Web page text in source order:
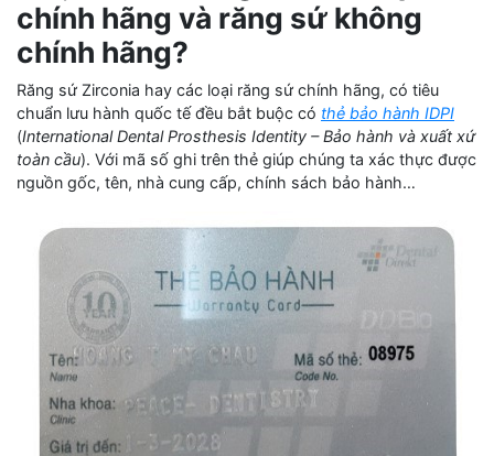
chính hãng và răng sứ không
chính hãng?
Răng sứ Zirconia hay các loại răng sứ chính hãng, có tiêu
chuẩn lưu hành quốc tế đều bắt buộc có thẻ bảo hành IDPI
(International Dental Prosthesis Identity – Bảo hành và xuất xứ
toàn cầu). Với mã số ghi trên thẻ giúp chúng ta xác thực được
nguồn gốc, tên, nhà cung cấp, chính sách bảo hành…